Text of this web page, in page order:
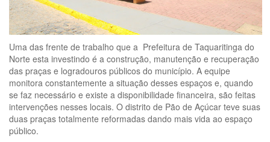
Uma das frente de trabalho que a Prefeitura de Taquaritinga do
Norte esta investindo é a construção, manutenção e recuperação
das praças e logradouros públicos do município. A equipe
monitora constantemente a situação desses espaços e, quando
se faz necessário e existe a disponibilidade financeira, são feitas
intervenções nesses locais. O distrito de Pão de Açúcar teve suas
duas praças totalmente reformadas dando mais vida ao espaço
público.